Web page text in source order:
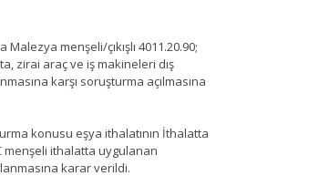
menşeli/çıkışlı 4011.20.90;
zirai araç ve iş makineleri dış
karşı soruşturma açılmasına
konusu eşya ithalatının İthalatta
menşeli ithalatta uygulanan
karar verildi.